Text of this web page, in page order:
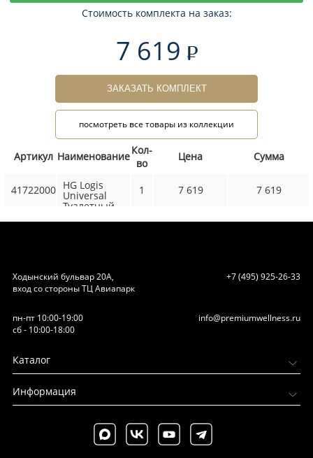
Стоимость комплекта на заказ:
7 619
ЗАКАЗАТЬ КОМПЛЕКТ
посмотреть все товары из коллекции
Артикул НаименованиеКол-
во
Цена Сумма
41722000 HG Logis
Universal
Туалетный
1 7 619 7 619
Ходынский бульвар 20А,
вход со стороны ТЦ Авиапарк
+7 (495) 925-26-33
пн-пт 10:00-19:00
сб - 10:00-18:00
info@premiumwellness.ru
Каталог
Информация